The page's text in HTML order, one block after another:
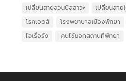
เปลี่ยนสายสวนปัสสาวะ
เปลี่ยนสาย
โรคเอดส์
โรงพยาบาลเมืองพัทยา
ไอเรื้อรัง
​ คนไข้นอกสถานที่พัทยา